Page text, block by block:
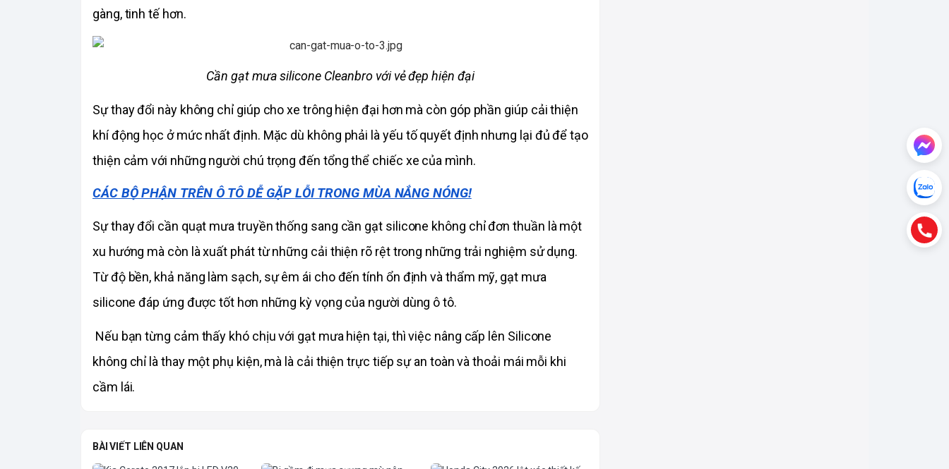
gàng, tinh tế hơn.
Cần gạt mưa silicone Cleanbro với vẻ đẹp hiện đại
Sự thay đổi này không chỉ giúp cho xe trông hiện đại hơn mà còn góp phần giúp cải thiện
khí động học ở mức nhất định. Mặc dù không phải là yếu tố quyết định nhưng lại đủ để tạo
thiện cảm với những người chú trọng đến tổng thể chiếc xe của mình.
CÁC BỘ PHẬN TRÊN Ô TÔ DỄ GẶP LỖI TRONG MÙA NẮNG NÓNG!
Sự thay đổi cần quạt mưa truyền thống sang cần gạt silicone không chỉ đơn thuần là một
xu hướng mà còn là xuất phát từ những cải thiện rõ rệt trong những trải nghiệm sử dụng.
Từ độ bền, khả năng làm sạch, sự êm ái cho đến tính ổn định và thẩm mỹ, gạt mưa
silicone đáp ứng được tốt hơn những kỳ vọng của người dùng ô tô.
Nếu bạn từng cảm thấy khó chịu với gạt mưa hiện tại, thì việc nâng cấp lên Silicone
không chỉ là thay một phụ kiện, mà là cải thiện trực tiếp sự an toàn và thoải mái mỗi khi
cầm lái.
BÀI VIẾT LIÊN QUAN